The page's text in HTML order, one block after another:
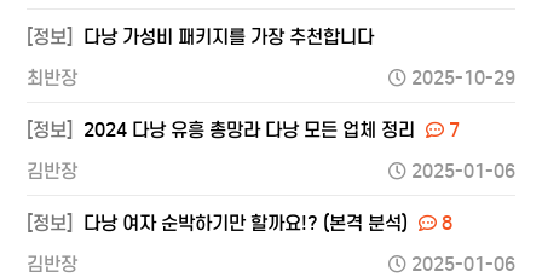
[정보]
다낭 가성비 패키지를 가장 추천합니다
최반장
2025-10-29
[정보] 2024 다낭 유흥 총망라 다낭 모든 업체 정리
7
김반장
2025-01-06
[정보] 다낭 여자 순박하기만 할까요!? (본격 분석)
8
김반장
2025-01-06